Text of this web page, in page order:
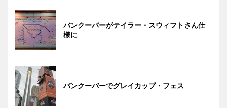
バンクーバーがテイラー・スウィフトさん仕
様に
バンクーバーでグレイカップ・フェス